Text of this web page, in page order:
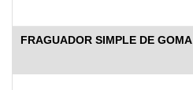
FRAGUADOR SIMPLE DE GOMA